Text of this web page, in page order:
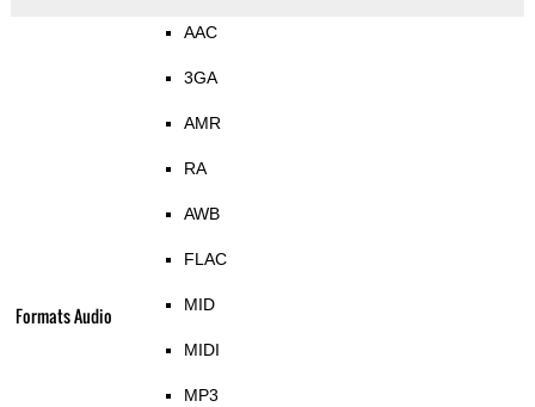
Formats Audio
AAC
3GA
AMR
RA
AWB
FLAC
MID
MIDI
MP3